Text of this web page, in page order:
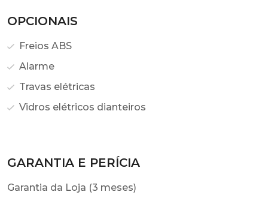
OPCIONAIS
Freios ABS
Alarme
Travas elétricas
Vidros elétricos dianteiros
GARANTIA E PERÍCIA
Garantia da Loja (3 meses)